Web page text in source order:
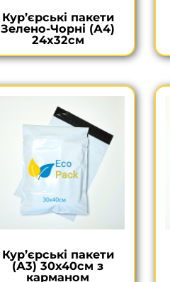
Кур’єрські пакети
Зелено-Чорні (А4)
24х32см
Кур’єрські пакети
(А3) 30х40см з
карманом